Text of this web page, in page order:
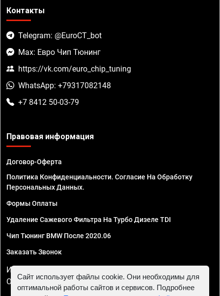
Контакты
Telegram: @EuroCT_bot
Max: Евро Чип Тюнинг
https://vk.com/euro_chip_tuning
WhatsApp: +79317082148
+7 8412 50-03-79
Правовая информация
Договор-Оферта
Политика Конфиденциальности. Согласие На Обработку
Персональных Данных.
Формы Оплаты
Удаление Сажевого Фильтра На Турбо Дизеле TDI
Чип Тюнинг BMW После 2020.06
Заказать Звонок
ИП Смирнов Георгий Павлович. ИНН 781302555843,
ОГРНИП 324470400032610
Сайт использует файлы cookie. Они необходимы для
оптимальной работы сайтов и сервисов. Подробнее